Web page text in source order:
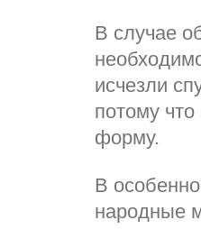
В случае
исчезли
потому
форму.
В
народные